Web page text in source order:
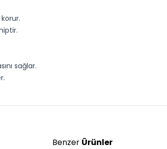
sağlar.
Benzer Ürünler